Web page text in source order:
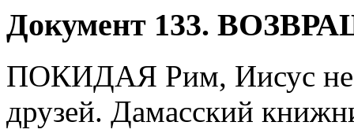
Документ 133.
ПОКИДАЯ Рим, Иисус не
друзей. Дамасский